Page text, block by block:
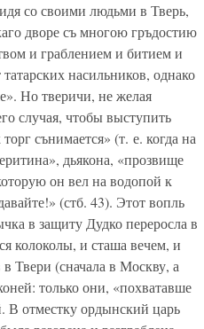
со своими людьми в Тверь,
дворе съ многою гръдостию
и граблением и битием и
насильников, однако
Но тверичи, не желая
случая, чтобы выступить
сънимается» (т. е. когда на
дьякона, «прозвище
он вел на водопой к
(стб. 43). Этот вопль
в защиту Дудко переросла в
колоколы, и сташа вечем, и
Твери (сначала в Москву, а
только они, «похватавше
В отместку ордынский царь